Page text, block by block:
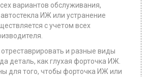
вариантов обслуживания,
ИЖ или устранение
с учетом всех
отреставрировать и разные виды
деталь, как глухая форточка ИЖ.
для того, чтобы форточка ИЖ или